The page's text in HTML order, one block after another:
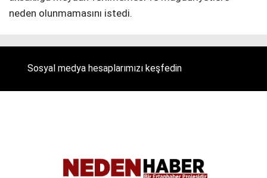
neden olunmamasını istedi.
Sosyal medya hesaplarımızı keşfedin